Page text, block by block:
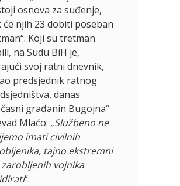
osnova za suđenje,
će njih 23 dobiti poseban
Koji su tretman
na Sudu BiH je,
svoj ratni dnevnik,
predsjednik ratnog
danas
građanin Bugojna“
Mlaćo: „Službeno ne
imati civilnih
tajno ekstremni
vojnika
“.